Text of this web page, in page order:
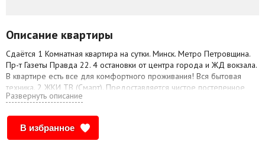
Описание квартиры
Сдаётся 1 Комнатная квартира на сутки. Минск. Метро Петровщина.
Пр-т Газеты Правда 22. 4 остановки от центра города и ЖД вокзала.
В квартире есть все для комфортного проживания! Вся бытовая
техника. 2 ЖКИ ТВ (Смарт). Предоставляется чистое постепенное
белье и полотенца. Средства личной гигиены. Кухня полностью
сахар.. Для пары или семьи 3 человека. Не сдается для компаний и
проведения разных увеселительных мероприятий!!! В общем
Развернуть описание
В избранное